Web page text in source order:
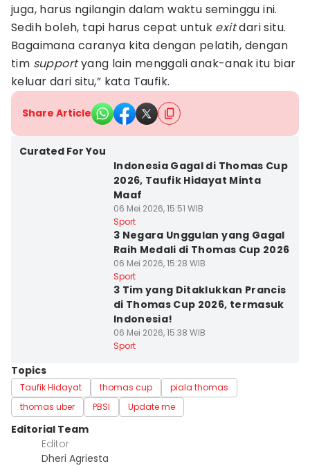
juga, harus ngilangin dalam waktu seminggu ini.
Sedih boleh, tapi harus cepat untuk exitdari situ.
Bagaimana caranya kita dengan pelatih, dengan
tim supportyang lain menggali anak-anak itu biar
keluar dari situ,” kata Taufik.
Share Article
Curated For You
Indonesia Gagal di Thomas Cup
2026, Taufik Hidayat Minta
Maaf
06 Mei 2026, 15:51 WIB
Sport
3 Negara Unggulan yang Gagal
Raih Medali di Thomas Cup 2026
06 Mei 2026, 15:28 WIB
Sport
3 Tim yang Ditaklukkan Prancis
di Thomas Cup 2026, termasuk
Indonesia!
06 Mei 2026, 15:38 WIB
Sport
Topics
Taufik Hidayat thomas cup
piala thomas
thomas uber
PBSI Update me
Editorial Team
Editor
Dheri Agriesta